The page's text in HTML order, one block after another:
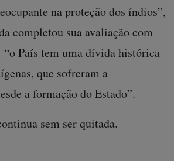
na proteção dos índios”,
completou sua avaliação com
“o País tem uma dívida histórica
que sofreram a
a formação do Estado”.
sem ser quitada.